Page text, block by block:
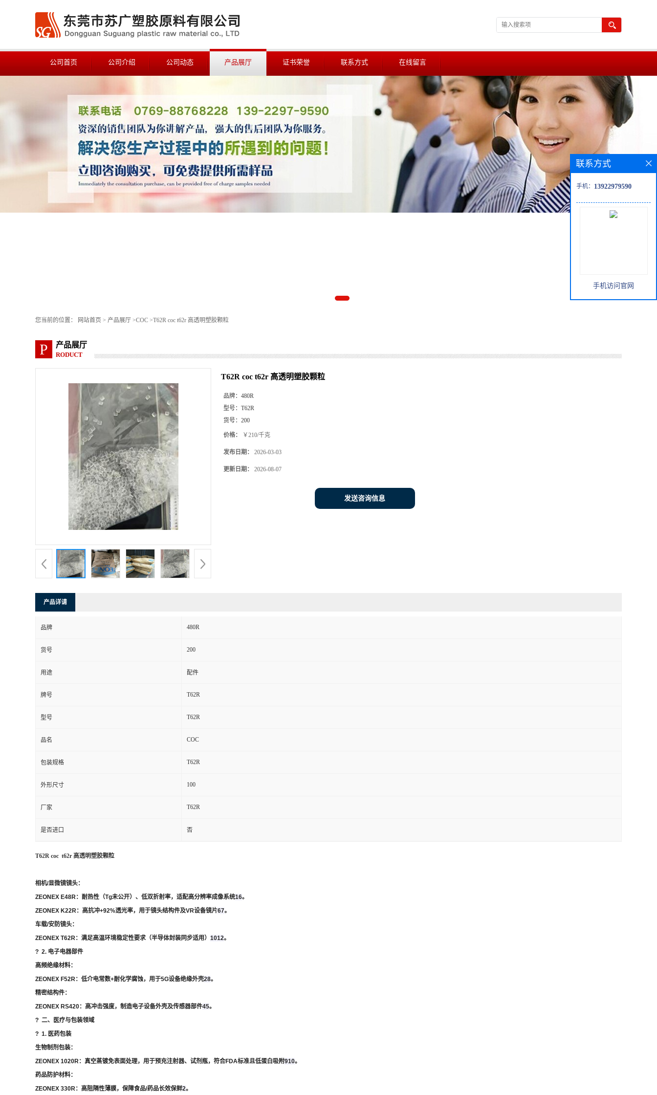
公司首页 公司介绍 公司动态 产品展厅 证书荣誉 联系方式 在线留言
您当前的位置： 网站首页 > 产品展厅 >COC >T62R coc t62r 高透明塑胶颗粒
P 产品展厅
RODUCT
T62R coc t62r 高透明塑胶颗粒
品牌： 480R
型号： T62R
货号： 200
价格： ￥210/千克
发布日期： 2026-03-03
更新日期： 2026-08-07
发送咨询信息
产品详请
品牌 480R
货号 200
用途 配件
牌号 T62R
型号 T62R
品名 COC
包装规格 T62R
外形尺寸 100
厂家 T62R
是否进口 否
T62R coc t62r 高透明塑胶颗粒
相机/显微镜镜头：
ZEONEX E48R：耐热性（Tg未公开）、低双折射率，适配高分辨率成像系统16。
ZEONEX K22R：高抗冲+92%透光率，用于镜头结构件及VR设备镜片67。
车载/安防镜头：
ZEONEX T62R：满足高温环境稳定性要求（半导体封装同步适用） 1012。
? 2. 电子电器部件
高频绝缘材料：
ZEONEX F52R：低介电常数+耐化学腐蚀，用于5G设备绝缘外壳28。
精密结构件：
ZEONEX RS420：高冲击强度，制造电子设备外壳及传感器部件45。
? 二、医疗与包装领域
? 1. 医药包装
生物制剂包装：
ZEONEX 1020R：真空蒸镀免表面处理，用于预充注射器、试剂瓶，符合FDA标准且低蛋白吸附910。
药品防护材料：
ZEONEX 330R：高阻隔性薄膜，保障食品/药品长效保鲜2。
联系方式
手机： 13922979590
手机访问官网